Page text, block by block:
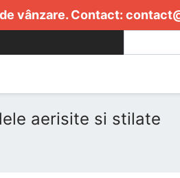
vânzare. Contact:
aerisite si stilate